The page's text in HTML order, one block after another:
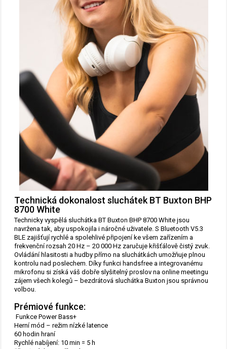
Technická dokonalost sluchátek BT Buxton BHP
8700 White
Technicky vyspělá sluchátka BT Buxton BHP 8700 White jsou
navržena tak, aby uspokojila i náročné uživatele. S Bluetooth V5.3
BLE zajišťují rychlé a spolehlivé připojení ke všem zařízením a
frekvenční rozsah 20 Hz – 20 000 Hz zaručuje křišťálově čistý zvuk.
Ovládání hlasitosti a hudby přímo na sluchátkách umožňuje plnou
kontrolu nad poslechem. Díky funkci handsfree a integrovanému
mikrofonu si získá váš dobře slyšitelný proslov na online meetingu
zájem všech kolegů – bezdrátová sluchátka Buxton jsou správnou
volbou.
​Prémiové funkce:
Funkce Power Bass+
Herní mód – režim nízké latence
60 hodin hraní
Rychlé nabíjení: 10 min = 5 h